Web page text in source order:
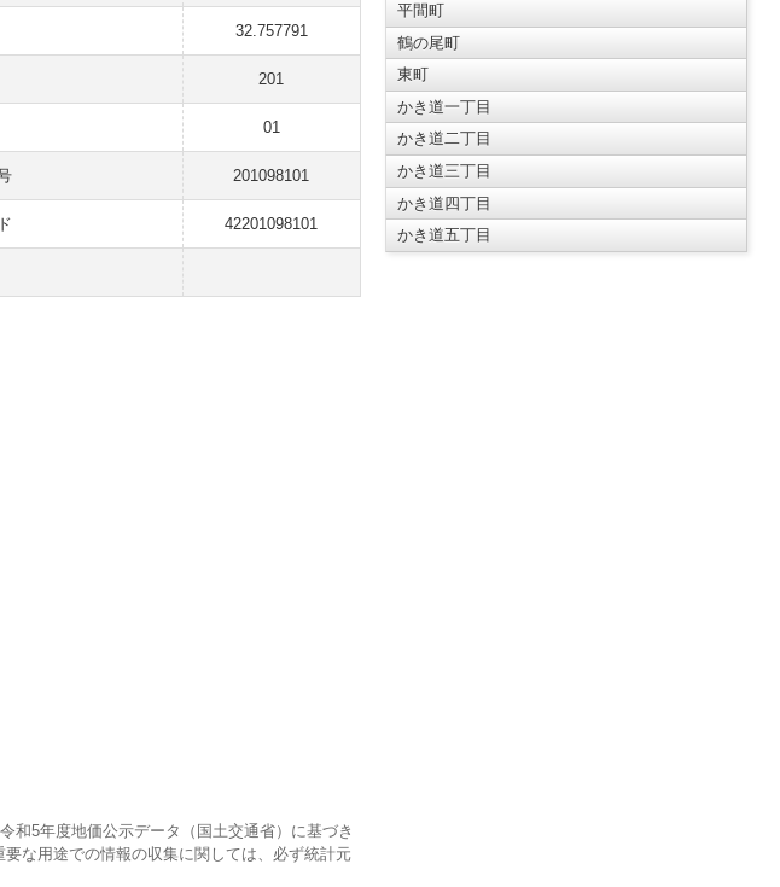
32.757791
201
01
201098101
42201098101
和5年度地価公示データ（国土交通省）に基づき
な用途での情報の収集に関しては、必ず統計元
平間町
鶴の尾町
東町
かき道一丁目
かき道二丁目
かき道三丁目
かき道四丁目
かき道五丁目